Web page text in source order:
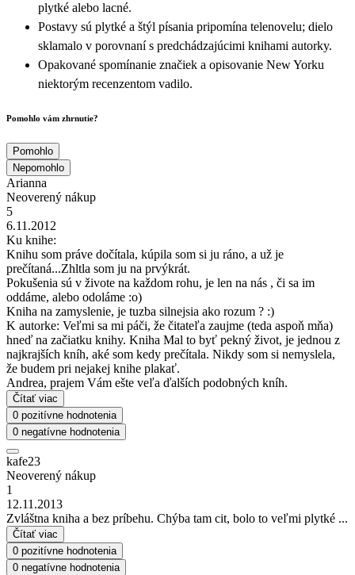
plytké alebo lacné.
Postavy sú plytké a štýl písania pripomína telenovelu; dielo
sklamalo v porovnaní s predchádzajúcimi knihami autorky.
Opakované spomínanie značiek a opisovanie New Yorku
niektorým recenzentom vadilo.
Pomohlo vám zhrnutie?
Pomohlo
Nepomohlo
Arianna
Neoverený nákup
5
6.11.2012
Ku knihe:
Knihu som práve dočítala, kúpila som si ju ráno, a už je
prečítaná...Zhltla som ju na prvýkrát.
Pokušenia sú v živote na každom rohu, je len na nás , či sa im
oddáme, alebo odoláme :o)
Kniha na zamyslenie, je tuzba silnejsia ako rozum ? :)
K autorke: Veľmi sa mi páči, že čitateľa zaujme (teda aspoň mňa)
hneď na začiatku knihy. Kniha Mal to byť pekný život, je jednou z
najkrajších kníh, aké som kedy prečítala. Nikdy som si nemyslela,
že budem pri nejakej knihe plakať.
Andrea, prajem Vám ešte veľa ďalších podobných kníh.
Čítať viac
0 pozitívne hodnotenia
0 negatívne hodnotenia
kafe23
Neoverený nákup
1
12.11.2013
Zvláštna kniha a bez príbehu. Chýba tam cit, bolo to veľmi plytké ...
Čítať viac
0 pozitívne hodnotenia
0 negatívne hodnotenia